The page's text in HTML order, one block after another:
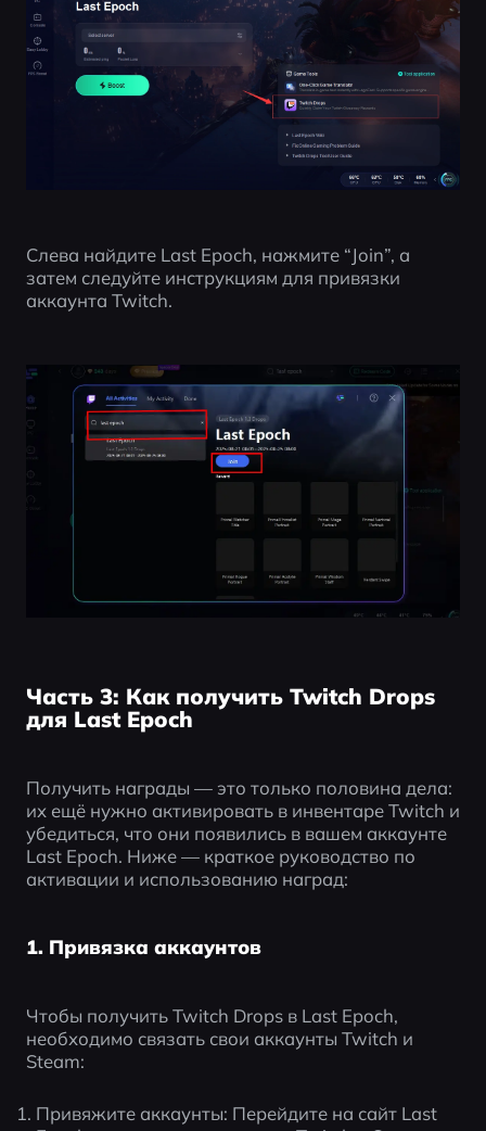
Слева найдите Last Epoch, нажмите “Join”, а
затем следуйте инструкциям для привязки
аккаунта Twitch.
Часть 3: Как получить Twitch Drops
для Last Epoch
Получить награды — это только половина дела:
их ещё нужно активировать в инвентаре Twitch и
убедиться, что они появились в вашем аккаунте
Last Epoch. Ниже — краткое руководство по
активации и использованию наград:
1. Привязка аккаунтов
Чтобы получить Twitch Drops в Last Epoch,
необходимо связать свои аккаунты Twitch и
Steam:
Привяжите аккаунты: Перейдите на сайт Last